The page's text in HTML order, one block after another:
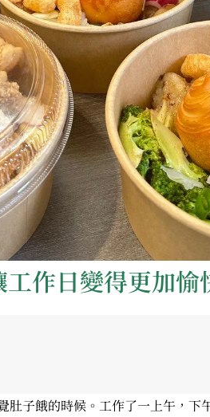
作日變得更加愉
肚子餓的時候。工作了一上午，下